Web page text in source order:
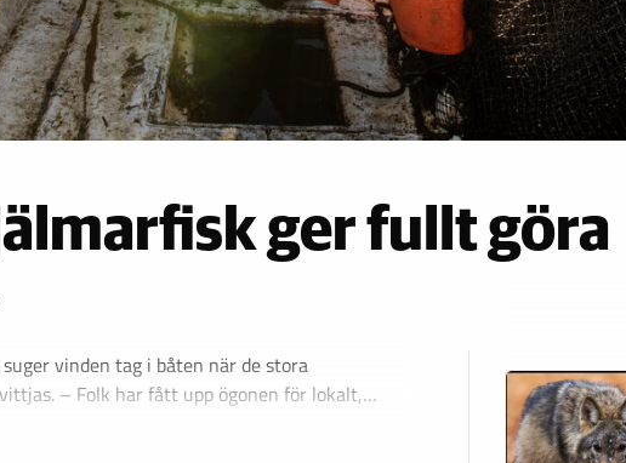
ger fullt göra
vinden tag i båten när de stora
– Folk har fått upp ögonen för lokalt,…